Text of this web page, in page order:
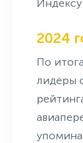
2024
По
лидеры